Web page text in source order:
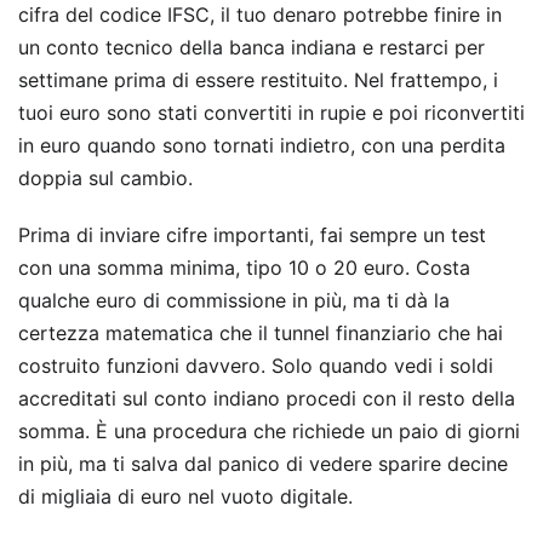
cifra del codice IFSC, il tuo denaro potrebbe finire in
un conto tecnico della banca indiana e restarci per
settimane prima di essere restituito. Nel frattempo, i
tuoi euro sono stati convertiti in rupie e poi riconvertiti
in euro quando sono tornati indietro, con una perdita
doppia sul cambio.
Prima di inviare cifre importanti, fai sempre un test
con una somma minima, tipo 10 o 20 euro. Costa
qualche euro di commissione in più, ma ti dà la
certezza matematica che il tunnel finanziario che hai
costruito funzioni davvero. Solo quando vedi i soldi
accreditati sul conto indiano procedi con il resto della
somma. È una procedura che richiede un paio di giorni
in più, ma ti salva dal panico di vedere sparire decine
di migliaia di euro nel vuoto digitale.